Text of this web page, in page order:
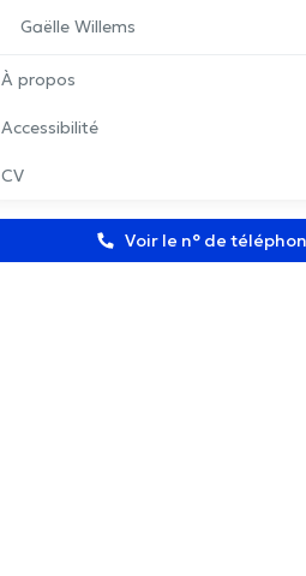
Gaëlle Willems
À propos
Accessibilité
CV
Voir le n° de